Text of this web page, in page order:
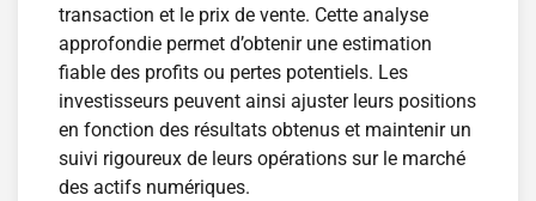
transaction et le prix de vente. Cette analyse
approfondie permet d’obtenir une estimation
fiable des profits ou pertes potentiels. Les
investisseurs peuvent ainsi ajuster leurs positions
en fonction des résultats obtenus et maintenir un
suivi rigoureux de leurs opérations sur le marché
des actifs numériques.